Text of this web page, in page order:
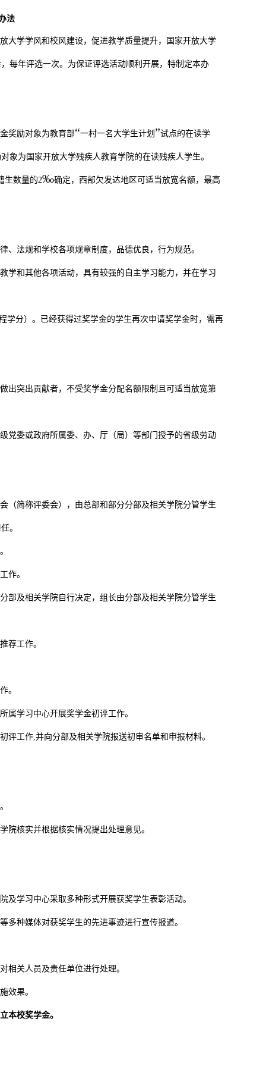
法
大学学风和校风建设，促进教学质量提升，国家开放大学
每年评选一次。为保证评选活动顺利开展，特制定本办
奖励对象为教育部“一村一名大学生计划 ”试点的在读学
象为国家开放大学残疾人教育学院的在读残疾人学生。
生数量的2‰确定，西部欠发达地区可适当放宽名额，最高
法规和学校各项规章制度，品德优良，行为规范。
学和其他各项活动，具有较强的自主学习能力，并在学习
学分）。已经获得过奖学金的学生再次申请奖学金时，需再
出突出贡献者，不受奖学金分配名额限制且可适当放宽第
党委或政府所属委、办、厅（局）等部门授予的省级劳动
（简称评委会），由总部和部分分部及相关学院分管学生
。
作。
部及相关学院自行决定，组长由分部及相关学院分管学生
荐工作。
。
属学习中心开展奖学金初评工作。
工作,并向分部及相关学院报送初审名单和申报材料。
院核实并根据核实情况提出处理意见。
学习中心采取多种形式开展获奖学生表彰活动。
种媒体对获奖学生的先进事迹进行宣传报道。
相关人员及责任单位进行处理。
效果。
本校奖学金。